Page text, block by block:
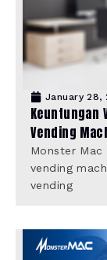
January 28,
Keuntungan
Vending
Monster Mac
vending
vending